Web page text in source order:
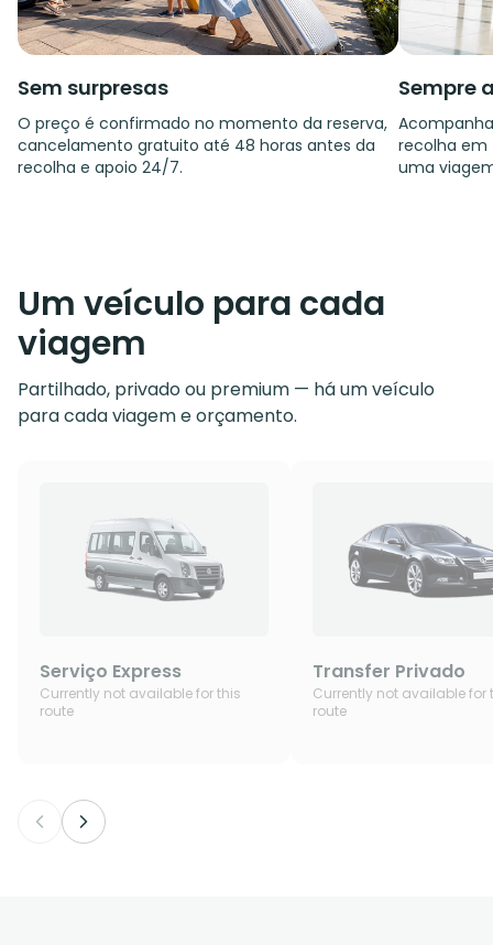
Sem surpresas
O preço é confirmado no momento da reserva,
cancelamento gratuito até 48 horas antes da
recolha e apoio 24/7.
Sempre
recolha em
uma
Um veículo para cada
viagem
Partilhado, privado ou premium — há um veículo
para cada viagem e orçamento.
Serviço Express
Currently not available for this
route
Transfer Privado
Currently not available for
route